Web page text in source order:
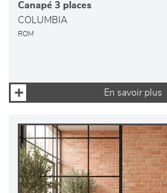
Canapé 3 places
COLUMBIA
ROM
En savoir plus